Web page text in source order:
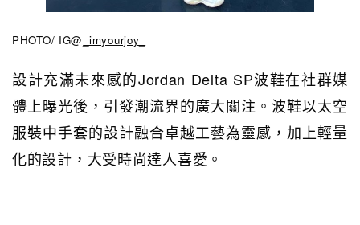
PHOTO/ IG@ _imyourjoy_
設計充滿未來感的Jordan Delta SP波鞋在社群媒
體上曝光後，引發潮流界的廣大關注。波鞋以太空
服裝中手套的設計融合卓越工藝為靈感，加上輕量
化的設計，大受時尚達人喜愛。